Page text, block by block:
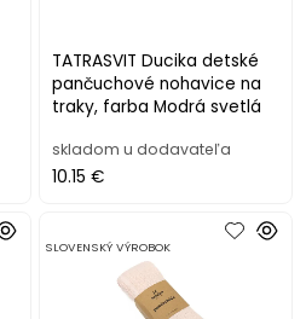
TATRASVIT Ducika detské
pančuchové nohavice na
traky, farba Modrá svetlá
skladom u dodavateľa
10.15 €
SLOVENSKÝ VÝROBOK